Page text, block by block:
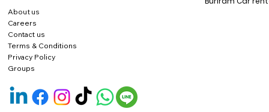
About us
Careers
Contact us
Terms & Conditions
Privacy Policy
Groups